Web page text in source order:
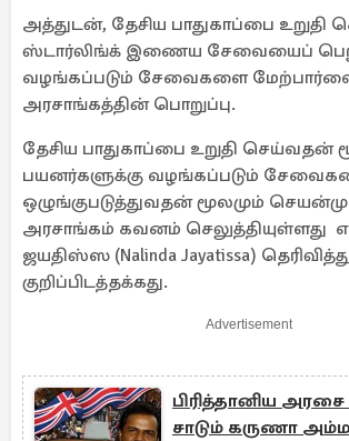
அத்துடன், தேசிய பாதுகாப்பை உறுதி
ஸ்டார்லிங்க் இணைய சேவையைப்
வழங்கப்படும் சேவைகளை
அரசாங்கத்தின் பொறுப்பு.
தேசிய பாதுகாப்பை உறுதி செய்வதன்
பயனர்களுக்கு வழங்கப்படும்
ஒழுங்குபடுத்துவதன் மூலமும்
அரசாங்கம் கவனம் செலுத்தியுள்ளது
ஜயதிஸ்ஸ (Nalinda Jayatissa)
குறிப்பிடத்தக்கது.
Advertisement
பிரித்தானிய
சாடும் கருணா